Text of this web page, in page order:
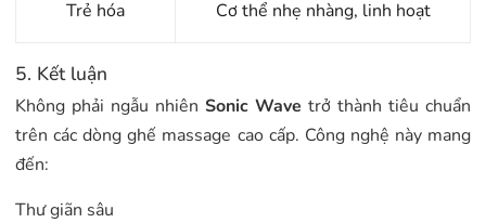
Trẻ hóa Cơ thể nhẹ nhàng, linh hoạt
5. Kết luận
Không phải ngẫu nhiên Sonic Wave trở thành tiêu chuẩn
trên các dòng ghế massage cao cấp. Công nghệ này mang
đến:
Thư giãn sâu